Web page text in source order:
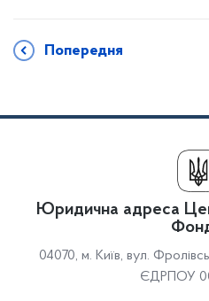
Попередня
Юридична адреса
04070, м. Київ, вул.
ЄДРПОУ